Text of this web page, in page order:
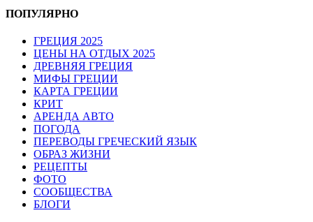
ПОПУЛЯРНО
ГРЕЦИЯ 2025
ЦЕНЫ НА ОТДЫХ 2025
ДРЕВНЯЯ ГРЕЦИЯ
МИФЫ ГРЕЦИИ
КАРТА ГРЕЦИИ
КРИТ
АРЕНДА АВТО
ПОГОДА
ПЕРЕВОДЫ ГРЕЧЕСКИЙ ЯЗЫК
ОБРАЗ ЖИЗНИ
РЕЦЕПТЫ
ФОТО
СООБЩЕСТВА
БЛОГИ